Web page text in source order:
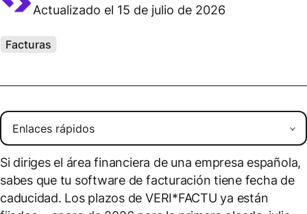
Actualizado el 15 de julio de 2026
Facturas
Si diriges el área financiera de una empresa española,
sabes que tu software de facturación tiene fecha de
caducidad. Los plazos de VERI*FACTU ya están